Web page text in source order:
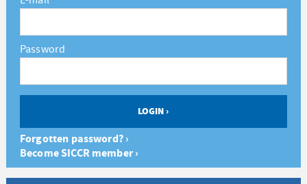
Password
Forgotten password? ›
Become SICCR member ›